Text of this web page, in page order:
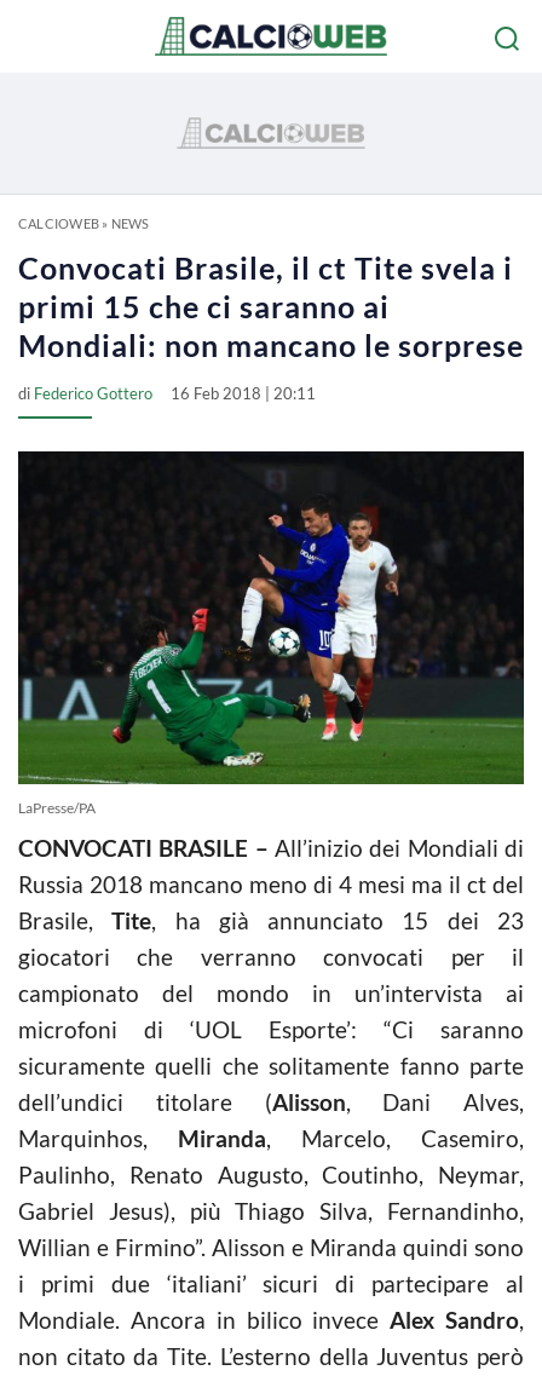
CALCIOWEB» NEWS
Convocati Brasile, il ct Tite svela i
primi 15 che ci saranno ai
Mondiali: non mancano le sorprese
di Federico Gottero 16 Feb 2018 | 20:11
LaPresse/PA
CONVOCATI BRASILE – All’inizio dei Mondiali di
Russia 2018 mancano meno di 4 mesi ma il ct del
Brasile,Tite, ha già annunciato 15 dei 23
giocatori che verranno convocati per il
campionato del mondo in un’intervista ai
microfoni di ‘UOL Esporte’: “Ci saranno
sicuramente quelli che solitamente fanno parte
dell’undici titolare (Alisson, Dani Alves,
Marquinhos, Miranda, Marcelo, Casemiro,
Paulinho, Renato Augusto, Coutinho, Neymar,
Gabriel Jesus), più Thiago Silva, Fernandinho,
Willian e Firmino”. Alisson e Miranda quindi sono
i primi due ‘italiani’ sicuri di partecipare al
Mondiale. Ancora in bilico inveceAlex Sandro,
non citato da Tite. L’esterno della Juventus però